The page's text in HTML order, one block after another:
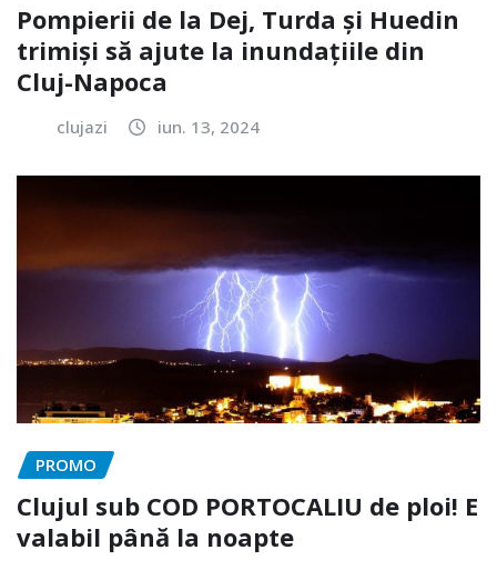
Pompierii de la Dej, Turda și Huedin
trimiși să ajute la inundațiile din
Cluj-Napoca
clujazi iun. 13, 2024
PROMO
Clujul sub COD PORTOCALIU de ploi! E
valabil până la noapte